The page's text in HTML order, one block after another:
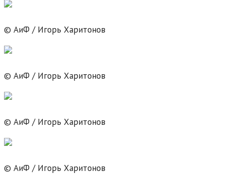
© АиФ / Игорь Харитонов
© АиФ / Игорь Харитонов
© АиФ / Игорь Харитонов
© АиФ / Игорь Харитонов